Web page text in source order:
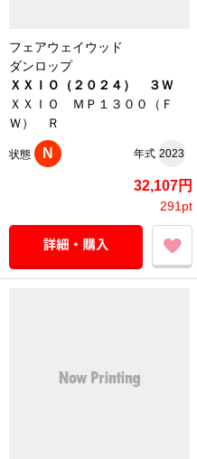
フェアウェイウッド
ダンロップ
ＸＸＩＯ（２０２４） ３Ｗ
ＸＸＩＯ ＭＰ１３００（Ｆ
Ｗ） Ｒ
状態 N 年式 2023
32,107円
291pt